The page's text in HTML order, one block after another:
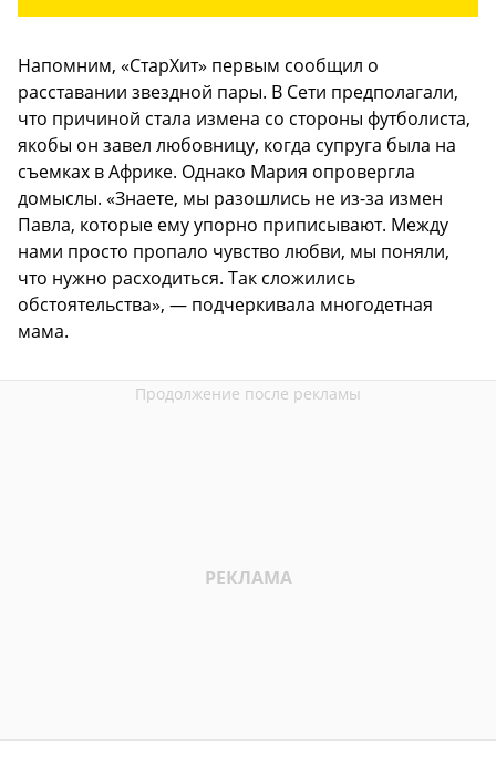
Напомним, «СтарХит» первым сообщил о
расставании звездной пары. В Сети предполагали,
что причиной стала измена со стороны футболиста,
якобы он завел любовницу, когда супруга была на
съемках в Африке. Однако Мария опровергла
домыслы. «Знаете, мы разошлись не из-за измен
Павла, которые ему упорно приписывают. Между
нами просто пропало чувство любви, мы поняли,
что нужно расходиться. Так сложились
обстоятельства», — подчеркивала многодетная
мама.